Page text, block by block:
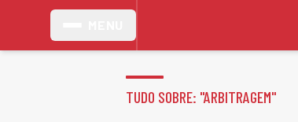
TUDO SOBRE: "ARBITRAGEM"